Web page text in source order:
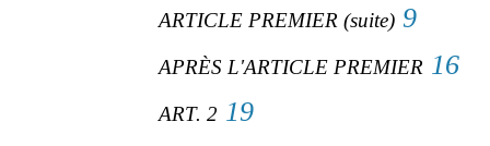
ARTICLE PREMIER (suite) 9
APRÈS L'ARTICLE PREMIER 16
ART. 2 19